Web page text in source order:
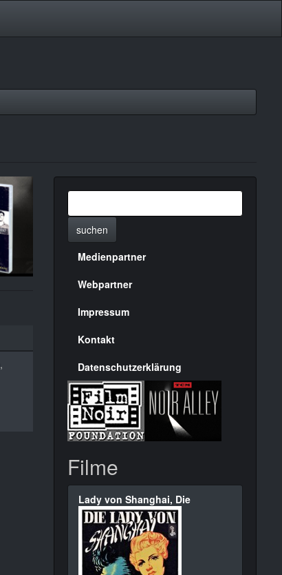
,
suchen
Menülinks
rechte
Seite
Medienpartner
Webpartner
Impressum
Kontakt
Datenschutzerklärung
Filme
Lady von Shanghai, Die